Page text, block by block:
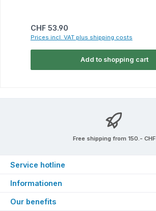
Regular price:
CHF 53.90
Prices incl. VAT plus shipping costs
Add to shopping cart
Free shipping from 150.- CHF
Service hotline
Informationen
Our benefits